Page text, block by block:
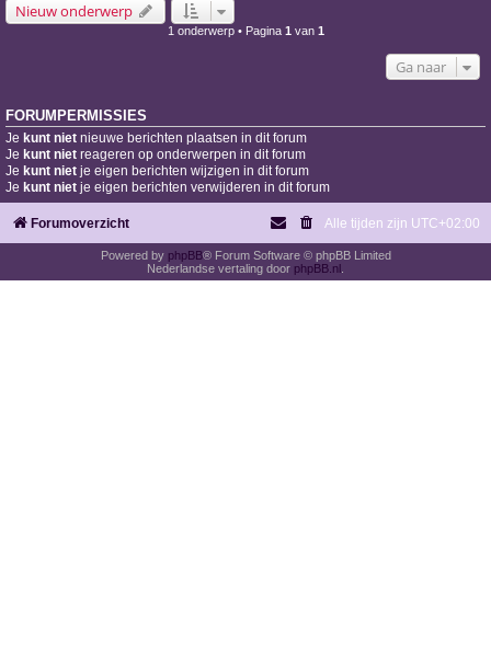
Nieuw onderwerp
1 onderwerp • Pagina 1 van 1
Ga naar
FORUMPERMISSIES
Je kunt niet nieuwe berichten plaatsen in dit forum
Je kunt niet reageren op onderwerpen in dit forum
Je kunt niet je eigen berichten wijzigen in dit forum
Je kunt niet je eigen berichten verwijderen in dit forum
Forumoverzicht Alle tijden zijn UTC+02:00
Powered by phpBB® Forum Software © phpBB Limited
Nederlandse vertaling door phpBB.nl .